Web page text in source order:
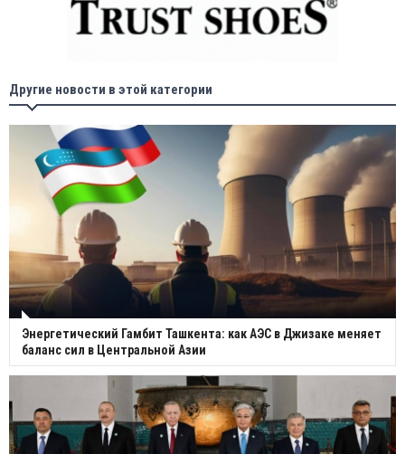
Другие новости в этой категории
Энергетический Гамбит Ташкента: как АЭС в Джизаке меняет
баланс сил в Центральной Азии